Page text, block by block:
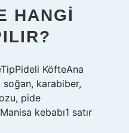
HANGI
KöfteAna
karabiber,
pide
kebabı1 satır